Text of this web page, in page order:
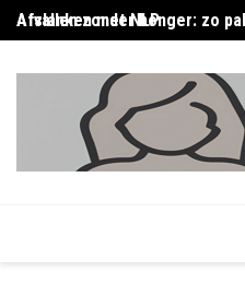
Skip
to
Afslanken met NLP
Afvallen zonder honger: zo